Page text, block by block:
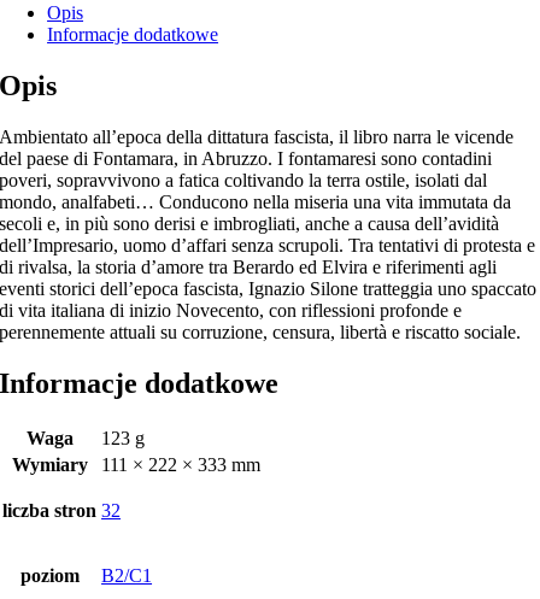
Opis
Informacje dodatkowe
Opis
Ambientato all’epoca della dittatura fascista, il libro narra le vicende
del paese di Fontamara, in Abruzzo. I fontamaresi sono contadini
poveri, sopravvivono a fatica coltivando la terra ostile, isolati dal
mondo, analfabeti… Conducono nella miseria una vita immutata da
secoli e, in più sono derisi e imbrogliati, anche a causa dell’avidità
dell’Impresario, uomo d’affari senza scrupoli. Tra tentativi di protesta e
di rivalsa, la storia d’amore tra Berardo ed Elvira e riferimenti agli
eventi storici dell’epoca fascista, Ignazio Silone tratteggia uno spaccato
di vita italiana di inizio Novecento, con riflessioni profonde e
perennemente attuali su corruzione, censura, libertà e riscatto sociale.
Informacje dodatkowe
Waga
123 g
Wymiary
111 × 222 × 333 mm
liczba stron 32
poziom B2/C1